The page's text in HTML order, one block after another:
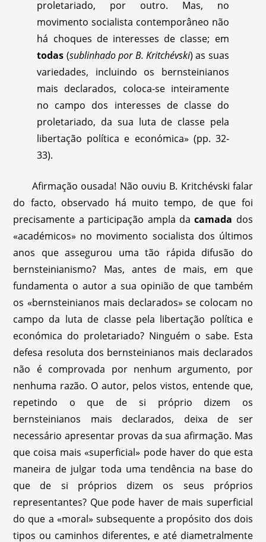
proletariado, por outro. Mas, no
movimento socialista contemporâneo não
há choques de interesses de classe; em
todas (sublinhado por B. Kritchévski) as suas
variedades, incluindo os bernsteinianos
mais declarados, coloca-se inteiramente
no campo dos interesses de classe do
proletariado, da sua luta de classe pela
libertação política e económica» (pp. 32-
33).
Afirmação ousada! Não ouviu B. Kritchévski falar
do facto, observado há muito tempo, de que foi
precisamente a participação ampla dacamada dos
«académicos» no movimento socialista dos últimos
anos que assegurou uma tão rápida difusão do
bernsteinianismo? Mas, antes de mais, em que
fundamenta o autor a sua opinião de que também
os «bernsteinianos mais declarados» se colocam no
campo da luta de classe pela libertação política e
económica do proletariado? Ninguém o sabe. Esta
defesa resoluta dos bernsteinianos mais declarados
não é comprovada por nenhum argumento, por
nenhuma razão. O autor, pelos vistos, entende que,
repetindo o que de si próprio dizem os
bernsteinianos mais declarados, deixa de ser
necessário apresentar provas da sua afirmação. Mas
que coisa mais «superficial» pode haver do que esta
maneira de julgar toda uma tendência na base do
que de si próprios dizem os seus próprios
representantes? Que pode haver de mais superficial
do que a «moral» subsequente a propósito dos dois
tipos ou caminhos diferentes, e até diametralmente